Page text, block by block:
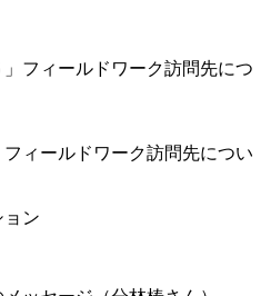
フィールドワーク訪問先につい
ョン